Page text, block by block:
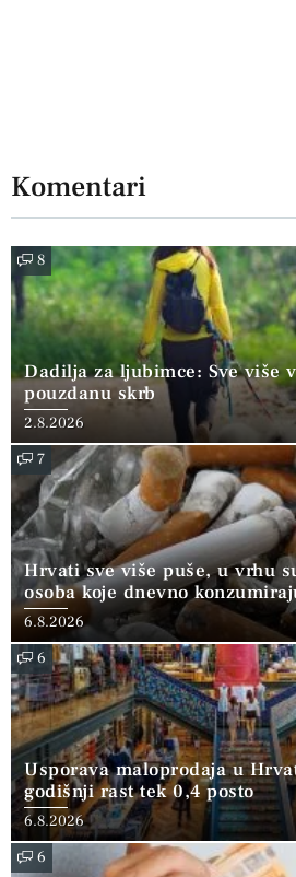
Komentari
8
Dadilja za ljubimce: Sve više
pouzdanu skrb
2.8.2026
7
Hrvati sve više puše, u vrhu
osoba koje dnevno
6.8.2026
6
Usporava maloprodaja u
godišnji rast tek 0,4 posto
6.8.2026
6